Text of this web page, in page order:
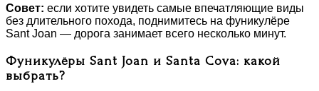
Совет: если хотите увидеть самые впечатляющие виды
без длительного похода, поднимитесь на фуникулёре
Sant Joan — дорога занимает всего несколько минут.
Фуникулёры Sant Joan и Santa Cova: какой
выбрать?